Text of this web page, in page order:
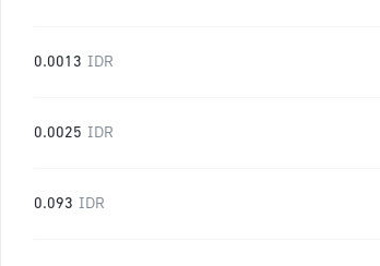
0.0013 IDR
0.0025 IDR
0.093 IDR